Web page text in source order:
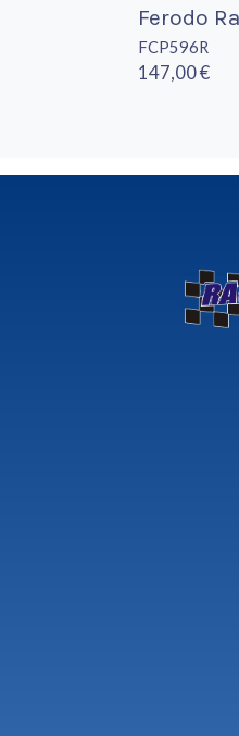
Ferodo
FCP596R
147,00 €